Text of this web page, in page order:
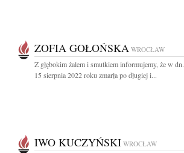
ZOFIA GOŁOŃSKA WROCŁAW
Z głębokim żalem i smutkiem informujemy, że w dn.
15 sierpnia 2022 roku zmarła po długiej i...
IWO KUCZYŃSKI WROCŁAW